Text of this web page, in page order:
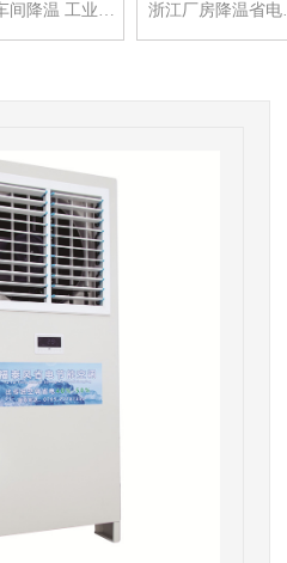
间降温 工业… 浙江厂房降温省